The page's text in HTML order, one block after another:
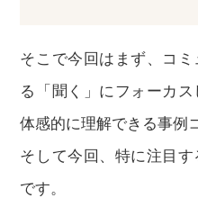
そこで今回はまず、コ
る「聞く」にフォーカ
体感的に理解できる事例
そして今回、特に注目す
です。